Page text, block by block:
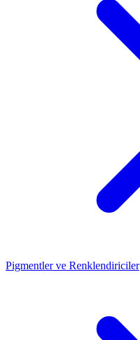
Pigmentler ve Renklendiriciler